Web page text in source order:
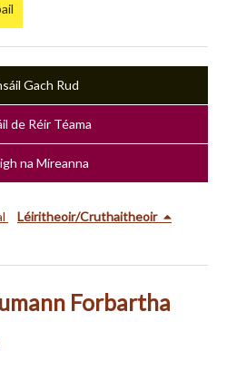
Gach Rud
de Réir Téama
na Míreanna
Léiritheoir/Cruthaitheoir
Forbartha